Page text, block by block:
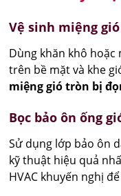
Vệ sinh miệng
Dùng khăn khô
trên bề mặt và khe
miệng gió tròn bị
Bọc bảo ôn ống
Sử dụng lớp bảo ôn
kỹ thuật hiệu quả
HVAC khuyến nghị